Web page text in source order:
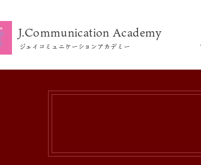
J.Communication Academy
ジェイコミュニケーションアカデミー